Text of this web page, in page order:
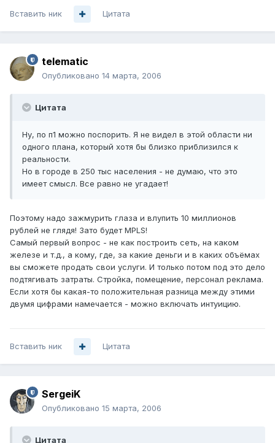
Вставить ник Цитата
telematic
Опубликовано 14 марта, 2006
Цитата
Ну, по п1 можно поспорить. Я не видел в этой области ни
одного плана, который хотя бы близко приблизился к
реальности.
Но в городе в 250 тыс населения - не думаю, что это
имеет смысл. Все равно не угадает!
Поэтому надо зажмурить глаза и влупить 10 миллионов
рублей не глядя! Зато будет MPLS!
Самый первый вопрос - не как построить сеть, на каком
железе и т.д., а кому, где, за какие деньги и в каких объёмах
вы сможете продать свои услуги. И только потом под это дело
подтягивать затраты. Стройка, помещение, персонал реклама.
Если хотя бы какая-то положительная разница между этими
двумя цифрами намечается - можно включать интуицию.
Вставить ник Цитата
SergeiK
Опубликовано 15 марта, 2006
Цитата